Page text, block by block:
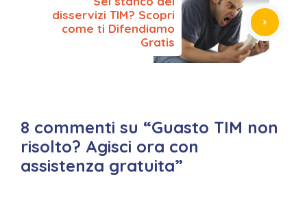
disservizi TIM? Scopri
come ti Difendiamo
Gratis
8 commenti su “Guasto TIM non
risolto? Agisci ora con
assistenza gratuita”